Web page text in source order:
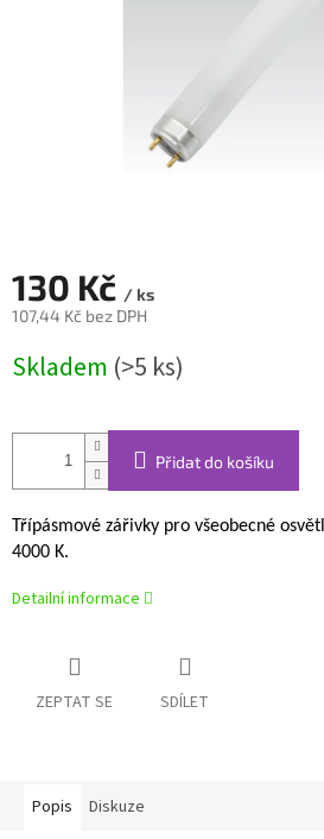
130 Kč / ks
107,44 Kč bez DPH
cena:
Skladem (>5 ks)
Přidat do košíku
Třípásmové zářivky pro všeobecné
4000 K.
Detailní informace
ZEPTAT SE SDÍLET
Popis Diskuze